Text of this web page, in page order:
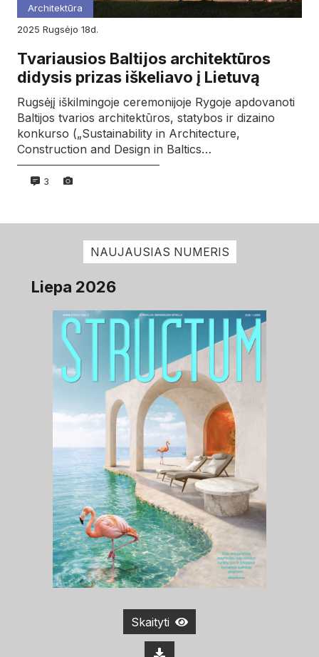
Architektūra
2025
rugsėjo 18d.
Tvariausios Baltijos architektūros
didysis prizas iškeliavo į Lietuvą
Rugsėjį iškilmingoje ceremonijoje Rygoje apdovanoti
Baltijos tvarios architektūros, statybos ir dizaino
konkurso („Sustainability in Architecture,
Construction and Design in Baltics…
3
NAUJAUSIAS NUMERIS
Liepa 2026
Skaityti